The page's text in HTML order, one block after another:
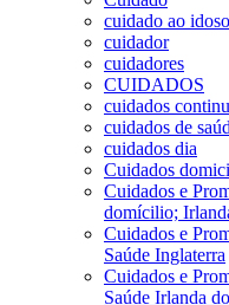
cuidado ao idoso
cuidador
cuidadores
CUIDADOS
cuidados
cuidados de
cuidados dia
Cuidados
Cuidados e
domícilio;
Cuidados e
Saúde Inglaterra
Cuidados e
Saúde Irlanda